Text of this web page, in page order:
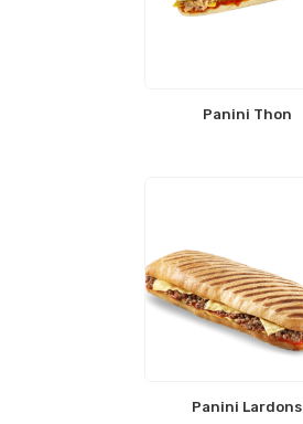
Panini Thon
Panini Lardons